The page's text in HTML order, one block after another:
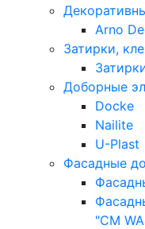
Arno
Затирки,
Доборные
Docke
Nailite
U-Plast
Фасадные
"CM